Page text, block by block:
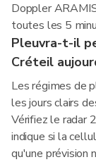
Doppler
toutes les 5
Pleuvra-t-il
Créteil
Les régimes de
les jours clairs
Vérifiez le radar
indique si la
qu'une prévision